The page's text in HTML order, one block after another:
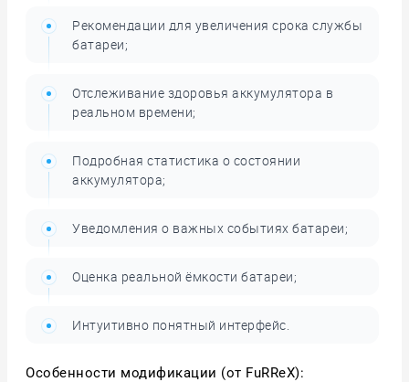
Рекомендации для увеличения срока службы
батареи;
Отслеживание здоровья аккумулятора в
реальном времени;
Подробная статистика о состоянии
аккумулятора;
Уведомления о важных событиях батареи;
Оценка реальной ёмкости батареи;
Интуитивно понятный интерфейс.
Особенности модификации (от FuRReX):